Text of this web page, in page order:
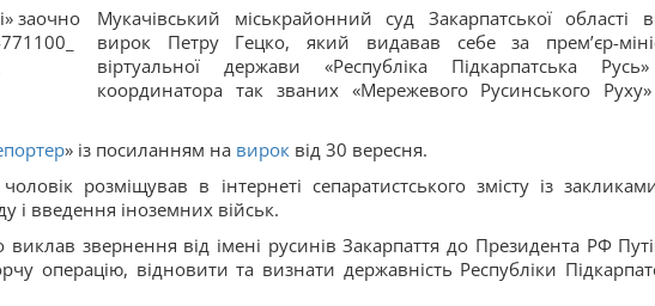
Мукачівський міськрайонний суд Закарпатської області
вирок Петру Гецко, який видавав себе за прем’єр-
віртуальної держави «Республіка Підкарпатська
координатора так званих «Мережевого Русинського
» із посиланням на вирок від 30 вересня.
розміщував в інтернеті сепаратистського змісту із
і введення іноземних військ.
звернення від імені русинів Закарпаття до Президента РФ
операцію, відновити та визнати державність Республіки